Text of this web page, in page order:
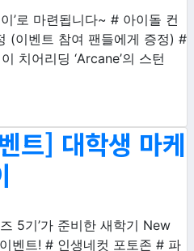
’로 마련됩니다~ # 아이돌 컨
(이벤트 참여 팬들에게 증정) #
치어리딩 ‘Arcane’의 스턴
트] 대학생 마케
5기’가 준비한 새학기 New
벤트! # 인생네컷 포토존 # 파